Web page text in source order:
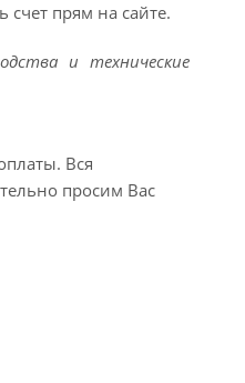
счет прям на сайте.
и технические
Вся
просим Вас